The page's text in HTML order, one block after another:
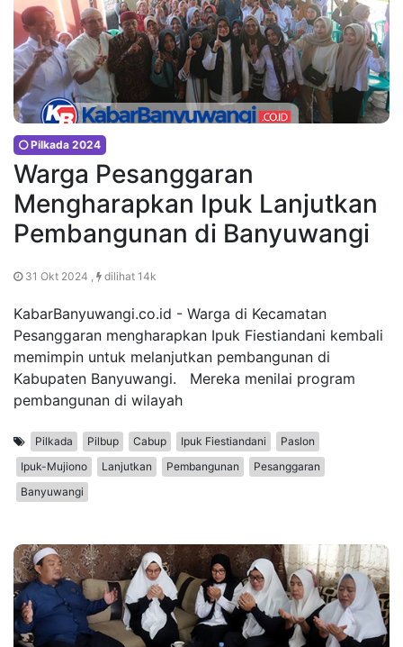
Pilkada 2024
Warga Pesanggaran
Mengharapkan Ipuk Lanjutkan
Pembangunan di Banyuwangi
31 Okt 2024 , dilihat 14k
KabarBanyuwangi.co.id - Warga di Kecamatan
Pesanggaran mengharapkan Ipuk Fiestiandani kembali
memimpin untuk melanjutkan pembangunan di
Kabupaten Banyuwangi. Mereka menilai program
pembangunan di wilayah
Pilkada Pilbup Cabup Ipuk Fiestiandani
Paslon
Ipuk-Mujiono
Lanjutkan Pembangunan
Pesanggaran
Banyuwangi